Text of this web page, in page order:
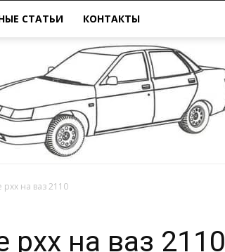
СТАТЬИ КОНТАКТЫ
рхх на ваз 2110
рхх на ваз 2110